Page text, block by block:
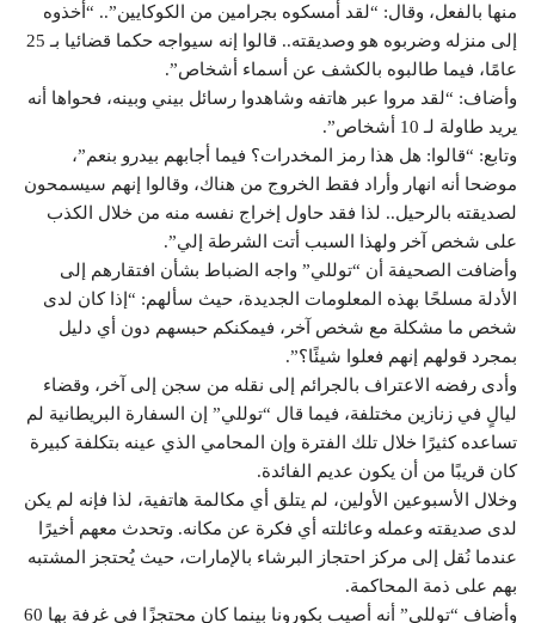
منها بالفعل، وقال: “لقد أمسكوه بجرامين من الكوكايين”.. “أخذوه
إلى منزله وضربوه هو وصديقته.. قالوا إنه سيواجه حكما قضائيا بـ 25
عامًا، فيما طالبوه بالكشف عن أسماء أشخاص”.
وأضاف: “لقد مروا عبر هاتفه وشاهدوا رسائل بيني وبينه، فحواها أنه
يريد طاولة لـ 10 أشخاص”.
وتابع: “قالوا: هل هذا رمز المخدرات؟ فيما أجابهم بيدرو بنعم”،
موضحا أنه انهار وأراد فقط الخروج من هناك، وقالوا إنهم سيسمحون
لصديقته بالرحيل.. لذا فقد حاول إخراج نفسه منه من خلال الكذب
على شخص آخر ولهذا السبب أتت الشرطة إلي”.
وأضافت الصحيفة أن “توللي” واجه الضباط بشأن افتقارهم إلى
الأدلة مسلحًا بهذه المعلومات الجديدة، حيث سألهم: “إذا كان لدى
شخص ما مشكلة مع شخص آخر، فيمكنكم حبسهم دون أي دليل
بمجرد قولهم إنهم فعلوا شيئًا؟”.
وأدى رفضه الاعتراف بالجرائم إلى نقله من سجن إلى آخر، وقضاء
ليالٍ في زنازين مختلفة، فيما قال “توللي” إن السفارة البريطانية لم
تساعده كثيرًا خلال تلك الفترة وإن المحامي الذي عينه بتكلفة كبيرة
كان قريبًا من أن يكون عديم الفائدة.
وخلال الأسبوعين الأولين، لم يتلق أي مكالمة هاتفية، لذا فإنه لم يكن
لدى صديقته وعمله وعائلته أي فكرة عن مكانه. وتحدث معهم أخيرًا
عندما نُقل إلى مركز احتجاز البرشاء بالإمارات، حيث يُحتجز المشتبه
بهم على ذمة المحاكمة.
وأضاف “توللي” أنه أصيب بكورونا بينما كان محتجزًا في غرفة بها 60